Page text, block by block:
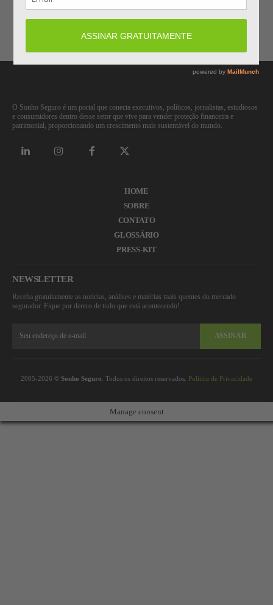
Carregar mais
O Sonho Seguro é um portal que conecta executivos, políticos, jornalistas, estudiosos
e consumidores dentro desse setor que vive para vender proteção financeira e
patrimonial, proporcionando um crescimento mais sustentável do mundo.
HOME
SOBRE
CONTATO
GLOSSÁRIO
PRESS-KIT
NEWSLETTER
Receba gratuitamente as notícias, análises e matérias mais quentes do mercado
segurador. Fique por dentro de tudo que está acontecendo!
ASSINAR
2005-2026 © Sonho Seguro . Todos os direitos reservados. Política de Privacidade
Manage consent